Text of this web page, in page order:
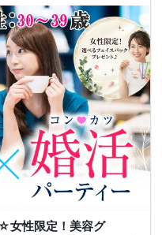
女性限定！美容グ